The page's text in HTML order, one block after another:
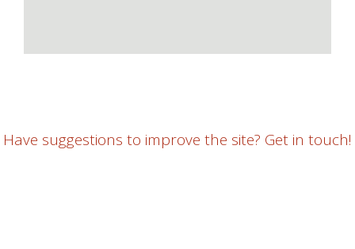
Have suggestions to improve the site? Get in touch!